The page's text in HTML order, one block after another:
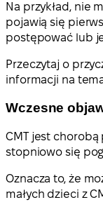
Na przykład, nie
pojawią się
postępować lub
Przeczytaj o
informacji na
Wczesne
CMT jest chorobą
stopniowo się
Oznacza to, że
małych dzieci z